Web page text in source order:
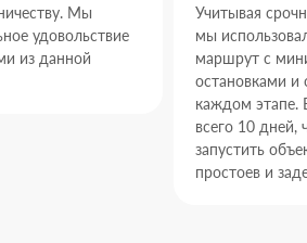
Мы
удовольствие
из данной
Учитывая
мы
маршрут с
остановками и
каждом этапе.
всего 10 дней,
запустить
простоев и